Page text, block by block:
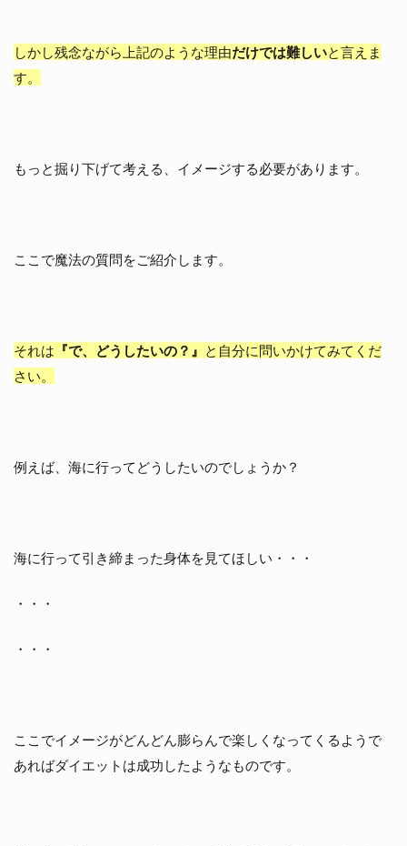
動
の
デ
ル
も
目
に
ろ
に
と
しかし残念ながら上記のような理由だけでは難しいと言えま
す。
もっと掘り下げて考える、イメージする必要があります。
ここで魔法の質問をご紹介します。
それは 『で、どうしたいの？』
と自分に問いかけてみてくだ
さい。
例えば、海に行ってどうしたいのでしょうか？
海に行って引き締まった身体を見てほしい・・・
・・・
・・・
ここでイメージがどんどん膨らんで楽しくなってくるようで
あればダイエットは成功したようなものです。